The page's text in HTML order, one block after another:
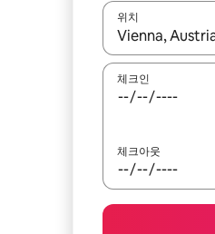
위치
결과가 나오면
체크인
체크아웃